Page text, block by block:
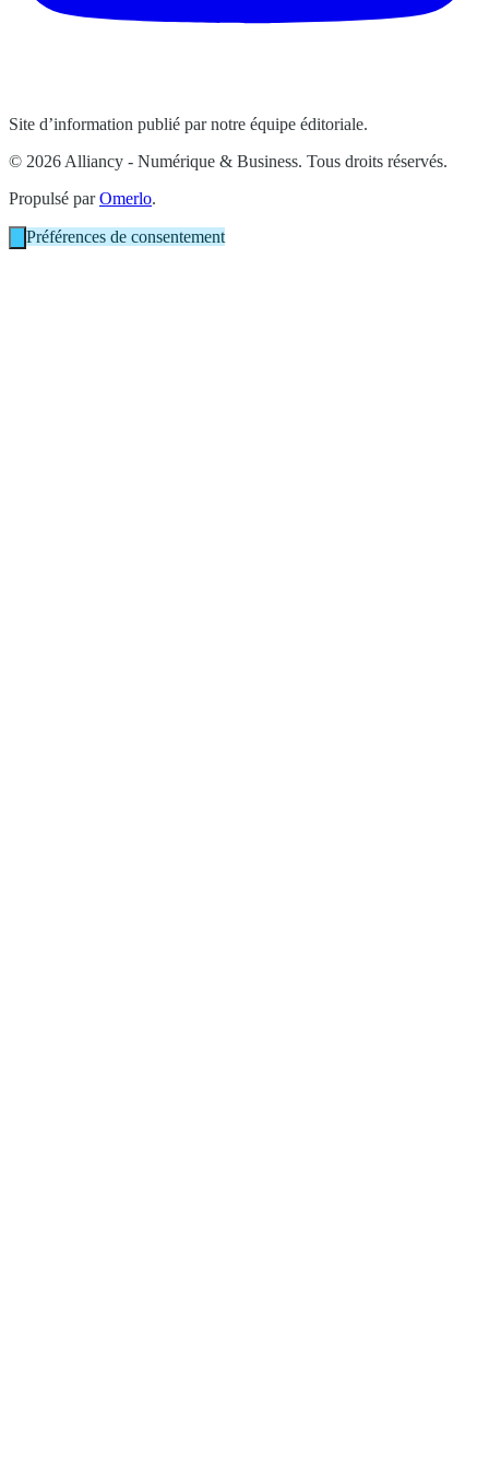
Site d’information publié par notre équipe éditoriale.
© 2026 Alliancy - Numérique & Business. Tous droits réservés.
Propulsé parOmerlo.
Préférences de consentement